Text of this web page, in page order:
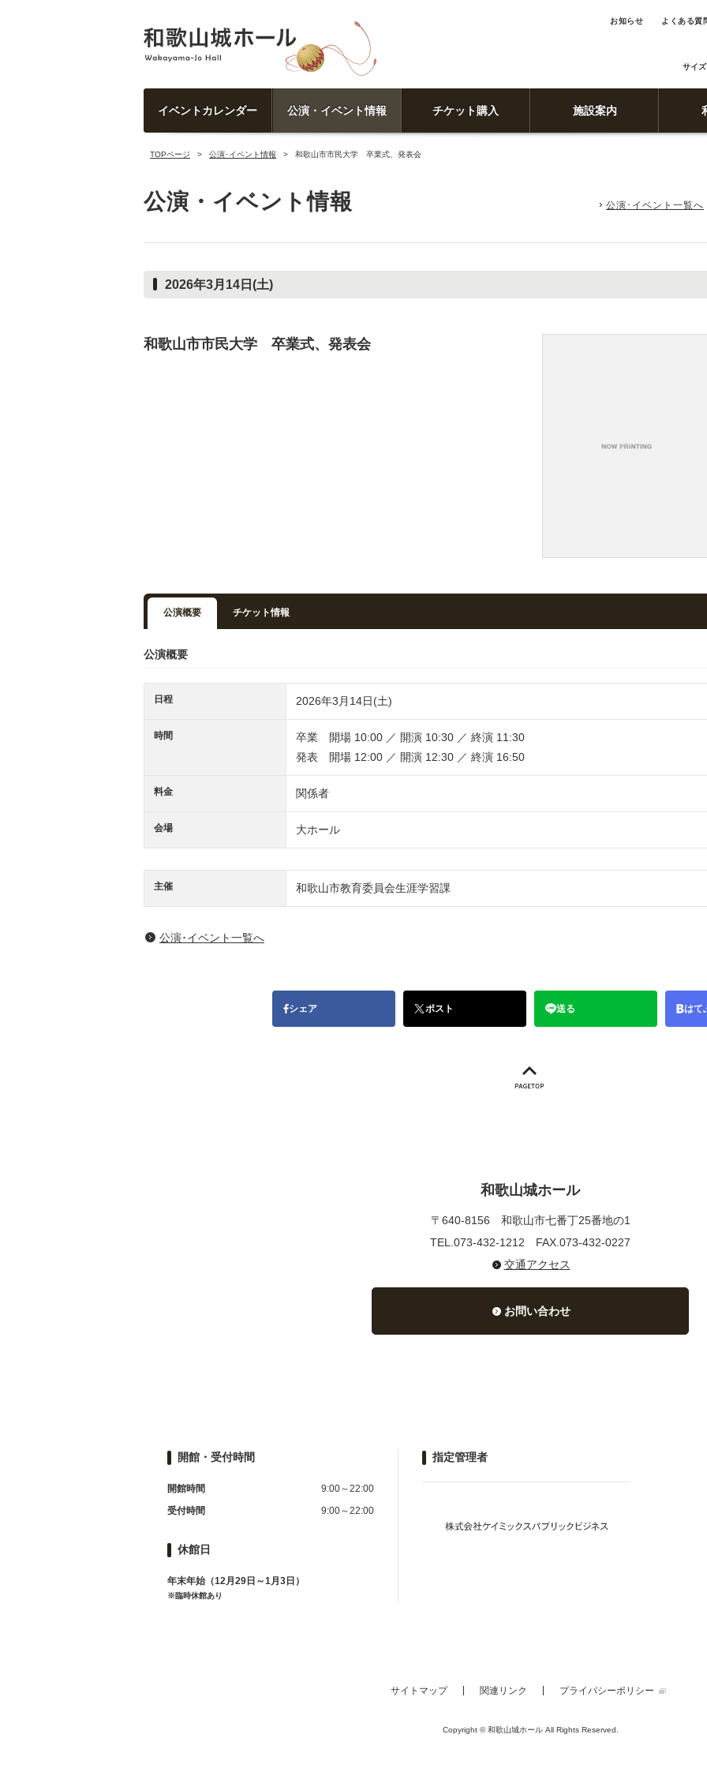
お知らせ よくある質
サイズ
イベントカレンダー 公演・イベント情報 チケット購入 施設案内
TOPページ 公演･イベント情報 和歌山市市民大学 卒業式、発表会
公演・イベント情報 公演･イベント一覧へ
2026年3月14日(土)
和歌山市市民大学 卒業式、発表会
公演概要 チケット情報
公演概要
日程 2026年3月14日(土)
時間
卒業 開場 10:00 ／ 開演 10:30 ／ 終演 11:30
発表 開場 12:00 ／ 開演 12:30 ／ 終演 16:50
料金 関係者
会場 大ホール
主催 和歌山市教育委員会生涯学習課
公演･イベント一覧へ
シェア ポスト 送る はて
和歌山城ホール
〒640-8156 和歌山市七番丁25番地の1
TEL.073-432-1212 FAX.073-432-0227
交通アクセス
お問い合わせ
開館・受付時間
開館時間
9:00～22:00
受付時間
9:00～22:00
休館日
年末年始（12月29日～1月3日）
※臨時休館あり
指定管理者
サイトマップ 関連リンク プライバシーポリシー
Copyright © 和歌山城ホールAll Rights Reserved.